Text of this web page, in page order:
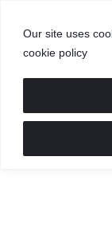
Our site uses
cookie policy
GROŽIS
MADA